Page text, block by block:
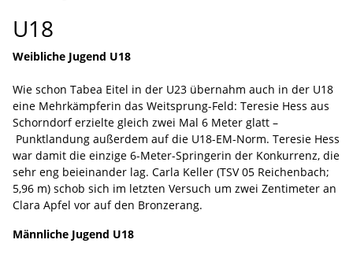
U18
Weibliche Jugend U18
Wie schon Tabea Eitel in der U23 übernahm auch in der U18
eine Mehrkämpferin das Weitsprung-Feld: Teresie Hess aus
Schorndorf erzielte gleich zwei Mal 6 Meter glatt –
Punktlandung außerdem auf die U18-EM-Norm. Teresie Hess
war damit die einzige 6-Meter-Springerin der Konkurrenz, die
sehr eng beieinander lag. Carla Keller (TSV 05 Reichenbach;
5,96 m) schob sich im letzten Versuch um zwei Zentimeter an
Clara Apfel vor auf den Bronzerang.
Männliche Jugend U18